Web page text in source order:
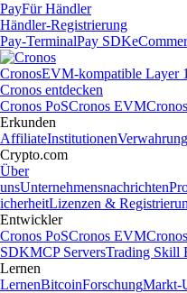
PayFür Händler
Händler-Registrierung
Pay-TerminalPay SDK
CronosEVM-kompatible Layer 1
Cronos entdecken
Cronos PoSCronos EVM
Erkunden
AffiliateInstitutionenVerwahrung
Crypto.com
Über
unsUnternehmensnachrichten
icherheitLizenzen &
Entwickler
Cronos PoSCronos EVM
SDKMCP ServersTrading Skill
Lernen
LernenBitcoinForschungMarkt-